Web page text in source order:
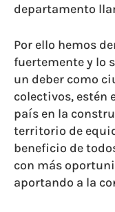
departamento
Por ello hemos
fuertemente y lo
un deber como
colectivos, estén
país en la
territorio de
beneficio de
con más
aportando a la